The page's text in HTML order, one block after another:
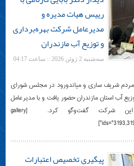
دیدار دکتر بابایی کارنامی با
رییس هیات مدیره و
مدیرعامل شرکت بهره‌برداری
و توزیع آب مازندران
مردم شریف ساری و میاندورود در مجلس شورای
آب استان مازندران حضور یافت و با مدیرعامل